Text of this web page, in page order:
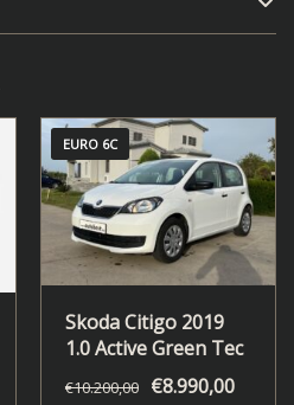
EURO 6C
Skoda Citigo 2019
1.0 Active Green Tec
€10.200,00 €8.990,00